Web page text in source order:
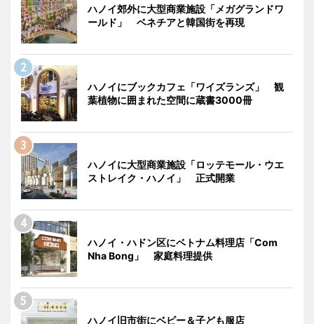
ハノイ郊外に大型商業施設「メガグランドワ
ールド」 ベネチアと韓国街を再現
ハノイにブックカフェ「ワイズランズ」 観
葉植物に囲まれた空間に蔵書3000冊
ハノイに大型商業施設「ロッテモール・ウエ
ストレイク・ハノイ」 正式開業
ハノイ・ハドン区にベトナム料理店「Com
Nha Bong」 家庭料理提供
ハノイ旧市街にベビー＆子ども服店